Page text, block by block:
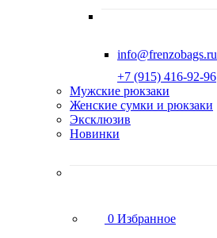
info@frenzobags.ru
‭+7 (915) 416-92-96
Мужские рюкзаки
Женские сумки и рюкзаки
Эксклюзив
Новинки
0 Избранное